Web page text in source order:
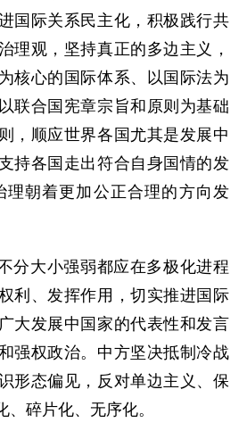
国际关系民主化，积极践行共
理观，坚持真正的多边主义，
核心的国际体系、以国际法为
联合国宪章宗旨和原则为基础
，顺应世界各国尤其是发展中
持各国走出符合自身国情的发
理朝着更加公正合理的方向发
分大小强弱都应在多极化进程
利、发挥作用，切实推进国际
大发展中国家的代表性和发言
强权政治。中方坚决抵制冷战
形态偏见，反对单边主义、保
碎片化、无序化。